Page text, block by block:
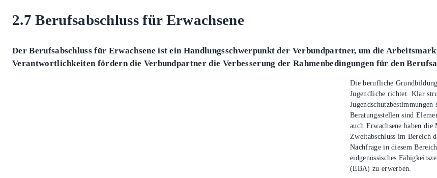
2.7 Berufsabschluss für Erwachsene
Der Berufsabschluss für Erwachsene ist ein Handlungsschwerpunkt der Verbundpartner, um die
Verantwortlichkeiten fördern die Verbundpartner die Verbesserung der Rahmenbedingungen für den
Die berufliche
Jugendliche richtet. Klar
Beratungsstellen sind
auch Erwachsene haben
Zweitabschluss im Bereich
Nachfrage in diesem
eidgenössisches
(EBA) zu erwerben.